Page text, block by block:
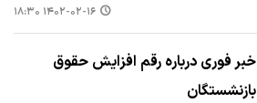
۱۴۰۲-۰۲-۱۶ ۱۸:۳۰
خبر فوری درباره رقم افزایش حقوق
بازنشستگان